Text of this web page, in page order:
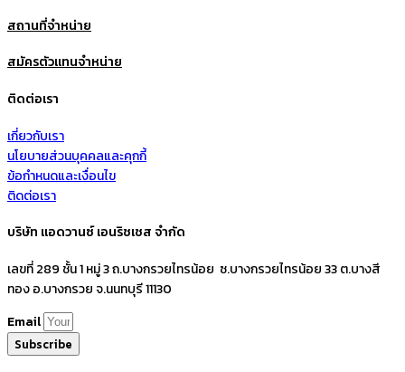
สถานที่จำหน่าย
สมัครตัวแทนจำหน่าย
ติดต่อเรา
เกี่ยวกับเรา
นโยบายส่วนบุคคลและคุกกี้
ข้อกำหนดและเงื่อนไข
ติดต่อเรา
บริษัท แอดวานซ์ เอนริชเชส จำกัด
เลขที่ 289 ชั้น 1 หมู่ 3 ถ.บางกรวยไทรน้อย ซ.บางกรวยไทรน้อย 33 ต.บางสี
ทอง อ.บางกรวย จ.นนทบุรี 11130
Email
Subscribe